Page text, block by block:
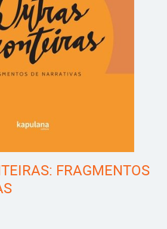
FRAGMENTOS